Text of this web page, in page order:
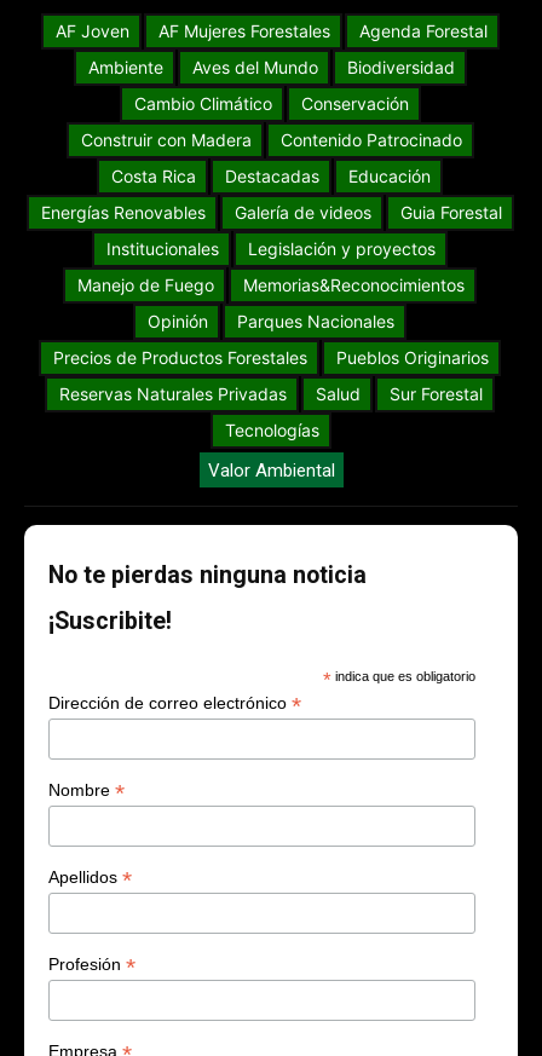
AF Joven AF Mujeres Forestales
Agenda Forestal
Ambiente
Aves del Mundo
Biodiversidad
Cambio Climático
Conservación
Construir con Madera
Contenido Patrocinado
Costa Rica
Destacadas
Educación
Energías Renovables
Galería de videos
Guia Forestal
Institucionales
Legislación y proyectos
Manejo de Fuego
Memorias&Reconocimientos
Opinión
Parques Nacionales
Precios de Productos Forestales
Pueblos Originarios
Reservas Naturales Privadas
Salud
Sur Forestal
Tecnologías
Valor Ambiental
No te pierdas ninguna noticia
¡Suscribite!
* indica que es obligatorio
Dirección de correo electrónico *
Nombre *
Apellidos *
Profesión *
Empresa